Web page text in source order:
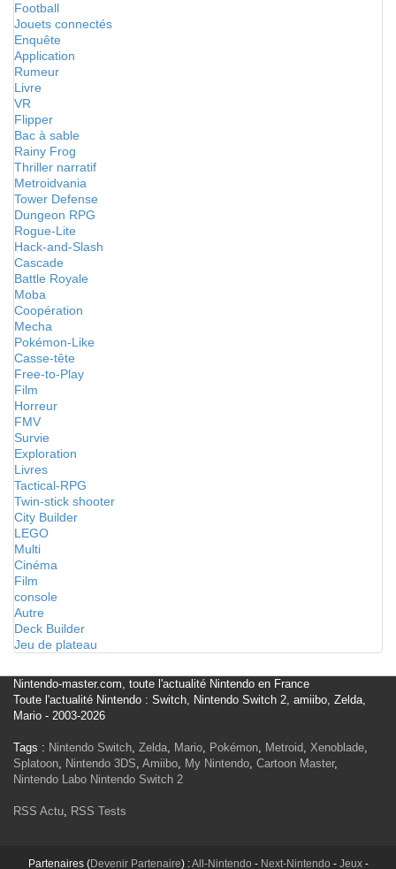
Football
Jouets connectés
Enquête
Application
Rumeur
Livre
VR
Flipper
Bac à sable
Rainy Frog
Thriller narratif
Metroidvania
Tower Defense
Dungeon RPG
Rogue-Lite
Hack-and-Slash
Cascade
Battle Royale
Moba
Coopération
Mecha
Pokémon-Like
Casse-tête
Free-to-Play
Film
Horreur
FMV
Survie
Exploration
Livres
Tactical-RPG
Twin-stick shooter
City Builder
LEGO
Multi
Cinéma
Film
console
Autre
Deck Builder
Jeu de plateau
Nintendo-master.com, toute l'actualité Nintendo en France
Toute l'actualité Nintendo : Switch, Nintendo Switch 2, amiibo, Zelda,
Mario - 2003-2026
Tags : Nintendo Switch, Zelda, Mario, Pokémon, Metroid, Xenoblade,
Splatoon, Nintendo 3DS, Amiibo, My Nintendo, Cartoon Master,
Nintendo Labo Nintendo Switch 2
RSS Actu, RSS Tests
Partenaires (Devenir Partenaire) :All-Nintendo - Next-Nintendo - Jeux-